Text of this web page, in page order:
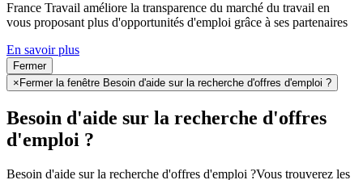
France Travail améliore la transparence du marché du travail en
vous proposant plus d'opportunités d'emploi grâce à ses partenaires
En savoir plus
Fermer
× Fermer la fenêtre Besoin d'aide sur la recherche d'offres d'emploi ?
Besoin d'aide sur la recherche d'offres
d'emploi ?
Besoin d'aide sur la recherche d'offres d'emploi ?Vous trouverez les